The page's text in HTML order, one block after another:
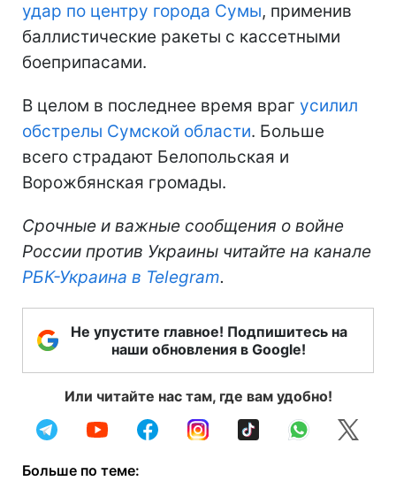
удар по центру города Сумы, применив
баллистические ракеты с кассетными
боеприпасами.
В целом в последнее время враг усилил
обстрелы Сумской области. Больше
всего страдают Белопольская и
Ворожбянская громады.
Срочные и важные сообщения о войне
России против Украины читайте на канале
РБК-Украина в Telegram.
Не упустите главное! Подпишитесь на
наши обновления в Google!
Или читайте нас там, где вам удобно!
Больше по теме: